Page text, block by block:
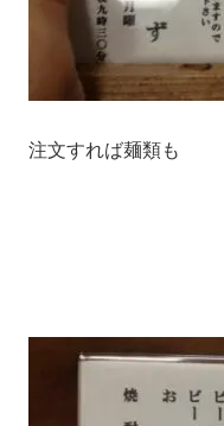
注文すれば麺類も